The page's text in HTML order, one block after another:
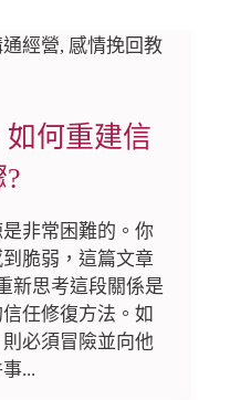
經營, 感情挽回教
何重建信
非常困難的。你
脆弱，這篇文章
新思考這段關係是
任修復方法。如
必須冒險並向他
...